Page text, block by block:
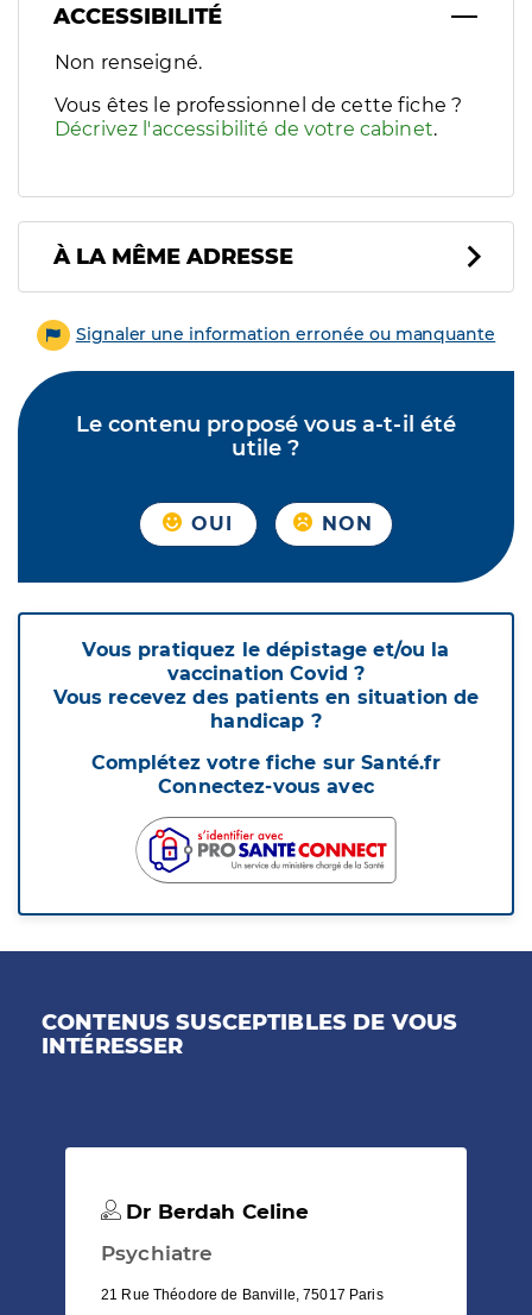
ACCESSIBILITÉ
Filtres
Sélectionnez un ou plusieurs handicaps/besoins
Non renseigné.
Vous êtes le professionnel de cette fiche ?
Décrivez l'accessibilité de votre cabinet.
À LA MÊME ADRESSE
Signaler une information erronée ou manquante
Le contenu proposé vous a-t-il été
utile ?
OUI NON
Vous pratiquez le dépistage et/ou la
vaccination Covid ?
Vous recevez des patients en situation de
handicap ?
Complétez votre fiche sur Santé.fr
Connectez-vous avec
CONTENUS SUSCEPTIBLES DE VOUS
INTÉRESSER
Dr Berdah Celine
Psychiatre
21 Rue Théodore de Banville, 75017 Paris